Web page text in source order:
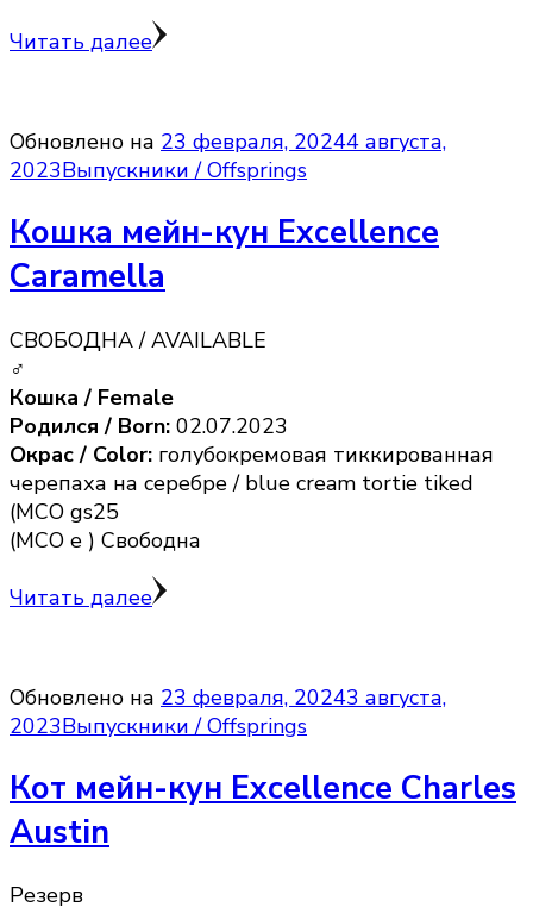
Читать далее
Обновлено на 23 февраля, 20244 августа,
2023Выпускники / Offsprings
Кошка мейн-кун Excellence
Caramella
СВОБОДНА / AVAILABLE
♂
Кошка / Female
Родился / Born: 02.07.2023
Окрас / Color: голубокремовая тиккированная
черепаха на серебре / blue cream tortie tiked
(MCO gs25
(MCO e ) Свободна
Читать далее
Обновлено на 23 февраля, 20243 августа,
2023Выпускники / Offsprings
Кот мейн-кун Excellence Charles
Austin
Резерв